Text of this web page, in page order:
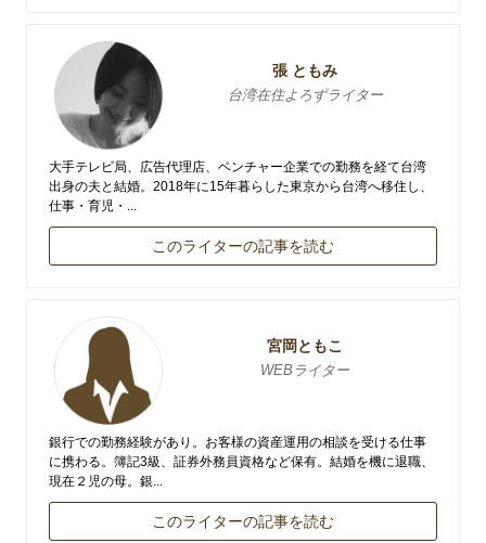
張 ともみ
台湾在住よろずライター
大手テレビ局、広告代理店、ベンチャー企業での勤務を経て台湾
出身の夫と結婚。2018年に15年暮らした東京から台湾へ移住し、
仕事・育児・...
このライターの記事を読む
宮岡ともこ
WEBライター
銀行での勤務経験があり。お客様の資産運用の相談を受ける仕事
に携わる。簿記3級、証券外務員資格など保有。結婚を機に退職、
現在２児の母。銀...
このライターの記事を読む